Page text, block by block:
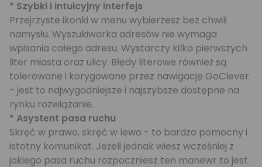
* Szybki i intuicyjny interfejs
Przejrzyste ikonki w menu wybierzesz bez chwili
namysłu. Wyszukiwarka adresów nie wymaga
wpisania całego adresu. Wystarczy kilka pierwszych
liter miasta oraz ulicy. Błędy literowe również są
tolerowane i korygowane przez nawigację GoClever
- jest to najwygodniejsze i najszybsze dostępne na
rynku rozwiązanie.
* Asystent pasa ruchu
Skręć w prawo, skręć w lewo - to bardzo pomocny i
istotny komunikat. Jeżeli jednak wiesz wcześniej z
jakiego pasa ruchu rozpoczniesz ten manewr to jest